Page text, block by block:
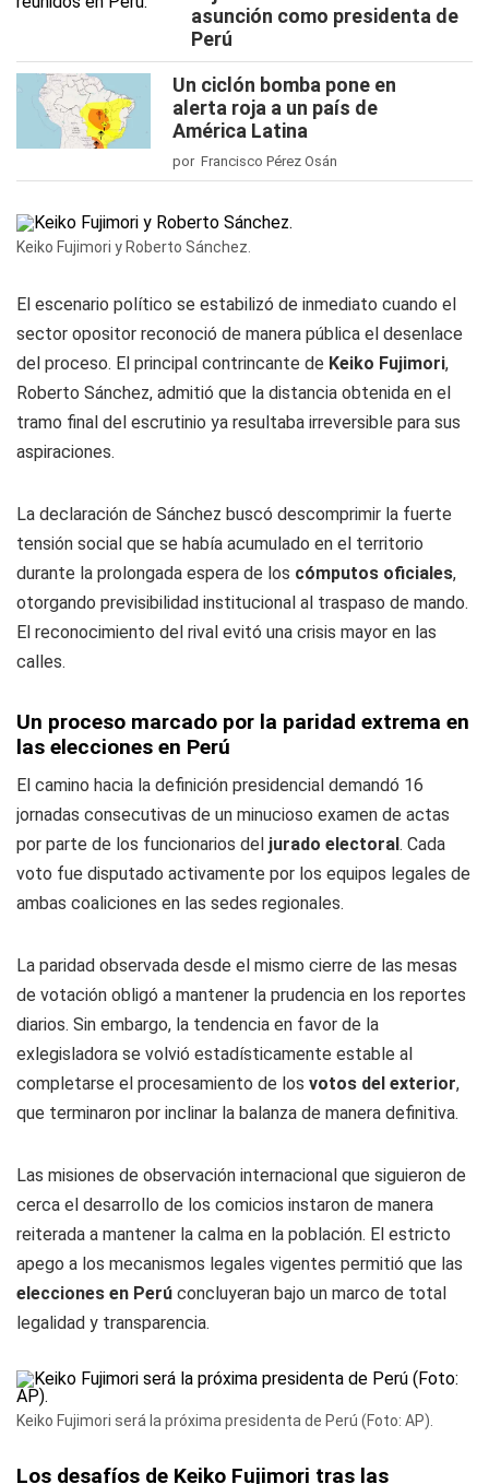
asunción como presidenta de
Perú
Un ciclón bomba pone en
alerta roja a un país de
América Latina
por Francisco Pérez Osán
Keiko Fujimori y Roberto Sánchez.
El escenario político se estabilizó de inmediato cuando el
sector opositor reconoció de manera pública el desenlace
del proceso. El principal contrincante de Keiko Fujimori,
Roberto Sánchez, admitió que la distancia obtenida en el
tramo final del escrutinio ya resultaba irreversible para sus
aspiraciones.
La declaración de Sánchez buscó descomprimir la fuerte
tensión social que se había acumulado en el territorio
durante la prolongada espera de los cómputos oficiales,
otorgando previsibilidad institucional al traspaso de mando.
El reconocimiento del rival evitó una crisis mayor en las
calles.
Un proceso marcado por la paridad extrema en
las elecciones en Perú
El camino hacia la definición presidencial demandó 16
jornadas consecutivas de un minucioso examen de actas
por parte de los funcionarios del jurado electoral. Cada
voto fue disputado activamente por los equipos legales de
ambas coaliciones en las sedes regionales.
La paridad observada desde el mismo cierre de las mesas
de votación obligó a mantener la prudencia en los reportes
diarios. Sin embargo, la tendencia en favor de la
exlegisladora se volvió estadísticamente estable al
completarse el procesamiento de los votos del exterior,
que terminaron por inclinar la balanza de manera definitiva.
Las misiones de observación internacional que siguieron de
cerca el desarrollo de los comicios instaron de manera
reiterada a mantener la calma en la población. El estricto
apego a los mecanismos legales vigentes permitió que las
elecciones en Perú concluyeran bajo un marco de total
legalidad y transparencia.
Keiko Fujimori será la próxima presidenta de Perú (Foto: AP).
Los desafíos de Keiko Fujimori tras las